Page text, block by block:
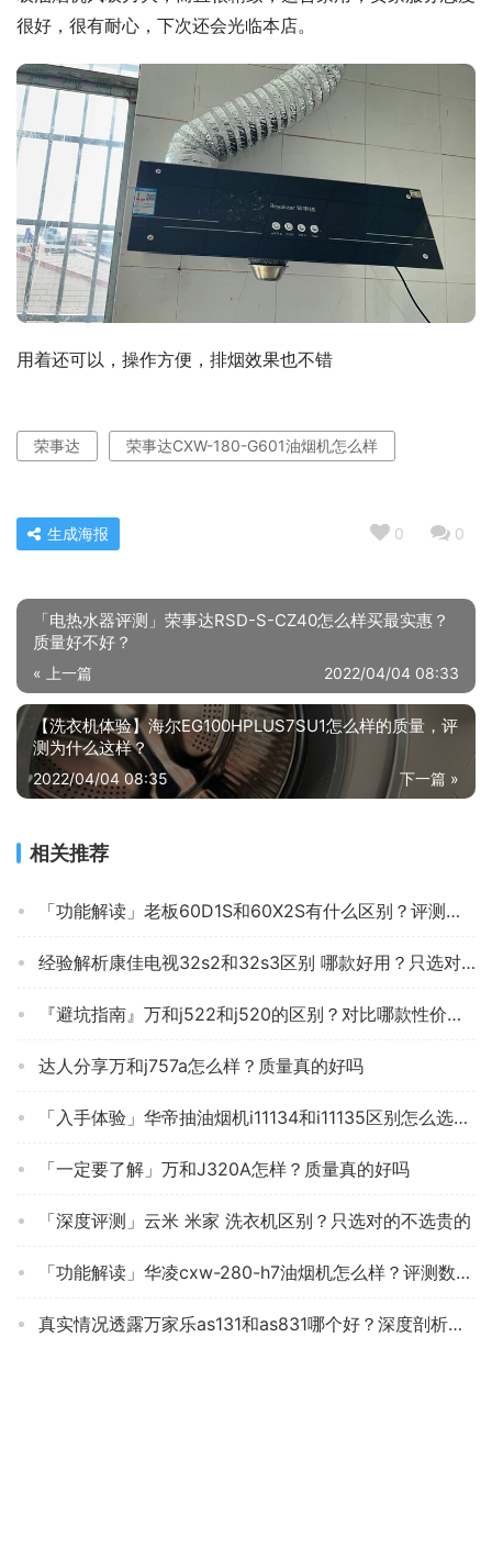
很好，很有耐心，下次还会光临本店。
用着还可以，操作方便，排烟效果也不错
荣事达 荣事达CXW-180-G601油烟机怎么样
0 0
生成海报
「电热水器评测」荣事达RSD-S-CZ40怎么样买最实惠？
质量好不好？
« 上一篇 2022/04/04 08:33
【洗衣机体验】海尔EG100HPLUS7SU1怎么样的质量，评
测为什么这样？
下一篇 »
2022/04/04 08:35
相关推荐
「功能解读」老板60D1S和60X2S有什么区别？评测比较哪款好
经验解析康佳电视32s2和32s3区别 哪款好用？只选对的不选贵的
『避坑指南』万和j522和j520的区别？对比哪款性价比更高
达人分享万和j757a怎么样？质量真的好吗
「入手体验」华帝抽油烟机i11134和i11135区别怎么选？对比哪款性价比更高
「一定要了解」万和J320A怎样？质量真的好吗
「深度评测」云米 米家 洗衣机区别？只选对的不选贵的
「功能解读」华凌cxw-280-h7油烟机怎么样？评测数据如何
真实情况透露万家乐as131和as831哪个好？深度剖析功能区别